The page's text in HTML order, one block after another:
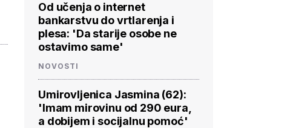
Od učenja o internet
bankarstvu do vrtlarenja i
plesa: 'Da starije osobe ne
ostavimo same'
NOVOSTI
Umirovljenica Jasmina (62):
'Imam mirovinu od 290 eura,
a dobijem i socijalnu pomoć'